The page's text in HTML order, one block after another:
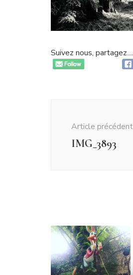
Suivez nous, partagez....
Article précédent
IMG_3893